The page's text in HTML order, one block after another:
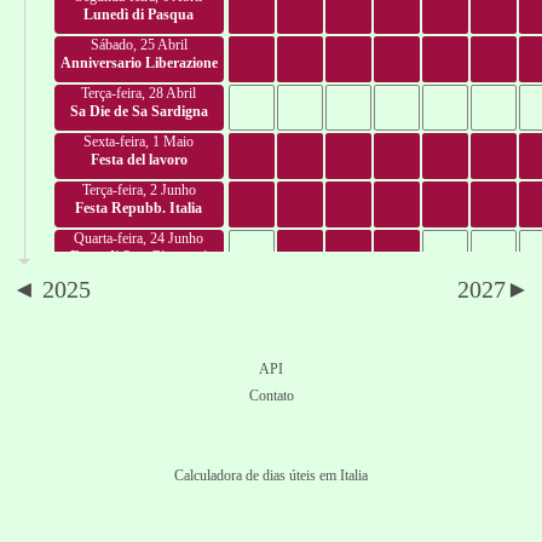
Lunedì di Pasqua
Sábado, 25 Abril
Anniversario Liberazione
Terça-feira, 28 Abril
Sa Die de Sa Sardigna
Sexta-feira, 1 Maio
Festa del lavoro
Terça-feira, 2 Junho
Festa Repubb. Italia
Quarta-feira, 24 Junho
Festa di San Giovanni
Segunda-feira, 29 Junho
Segunda-feira, 7 Dezembro
◄ 2025 2027►
API
Contato
Calculadora de dias úteis em Italia